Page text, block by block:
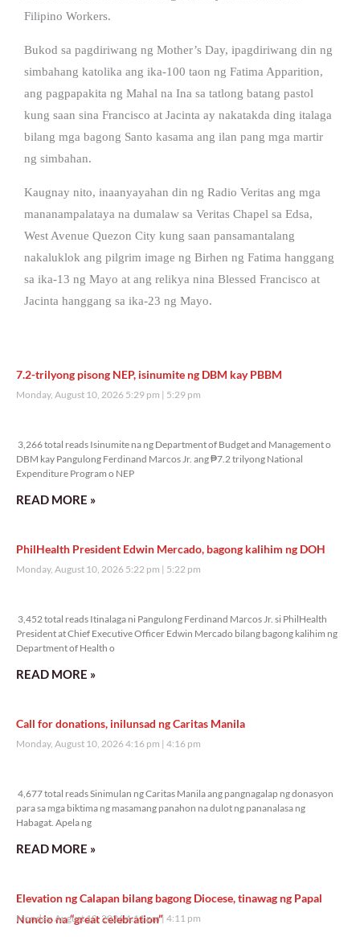
Filipino Workers.
Bukod sa pagdiriwang ng Mother’s Day, ipagdiriwang din ng
simbahang katolika ang ika-100 taon ng Fatima Apparition,
ang pagpapakita ng Mahal na Ina sa tatlong batang pastol
kung saan sina Francisco at Jacinta ay nakatakda ding italaga
bilang mga bagong Santo kasama ang ilan pang mga martir
ng simbahan.
Kaugnay nito, inaanyayahan din ng Radio Veritas ang mga
mananampalataya na dumalaw sa Veritas Chapel sa Edsa,
West Avenue Quezon City kung saan pansamantalang
nakaluklok ang pilgrim image ng Birhen ng Fatima hanggang
sa ika-13 ng Mayo at ang relikya nina Blessed Francisco at
Jacinta hanggang sa ika-23 ng Mayo.
7.2-trilyong pisong NEP, isinumite ng DBM kay PBBM
Monday, August 10, 2026 5:29 pm 5:29 pm
3,266 total reads Isinumite na ng Department of Budget and Management o
DBM kay Pangulong Ferdinand Marcos Jr. ang ₱7.2 trilyong National
Expenditure Program o NEP
READ MORE »
PhilHealth President Edwin Mercado, bagong kalihim ng DOH
Monday, August 10, 2026 5:22 pm 5:22 pm
3,452 total reads Itinalaga ni Pangulong Ferdinand Marcos Jr. si PhilHealth
President at Chief Executive Officer Edwin Mercado bilang bagong kalihim ng
Department of Health o
READ MORE »
Call for donations, inilunsad ng Caritas Manila
Monday, August 10, 2026 4:16 pm 4:16 pm
4,677 total reads Sinimulan ng Caritas Manila ang pangnagalap ng donasyon
para sa mga biktima ng masamang panahon na dulot ng pananalasa ng
Habagat. Apela ng
READ MORE »
Elevation ng Calapan bilang bagong Diocese, tinawag ng Papal
Nuncio na “great celebration”
Monday, August 10, 2026 4:11 pm 4:11 pm